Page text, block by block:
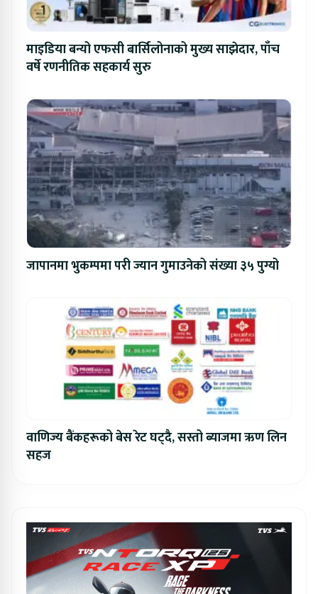
माइडिया बन्यो एफसी बार्सिलोनाको मुख्य साझेदार, पाँच
वर्षे रणनीतिक सहकार्य सुरु
जापानमा भुकम्पमा परी ज्यान गुमाउनेको संख्या ३५ पुग्यो
वाणिज्य बैंकहरूको बेस रेट घट्दै, सस्तो ब्याजमा ऋण लिन
सहज